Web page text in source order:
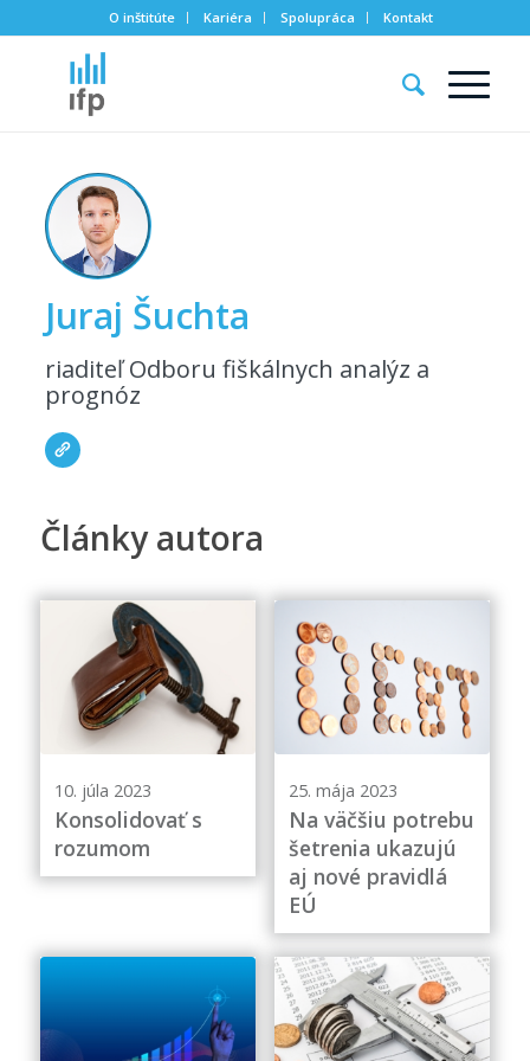
O inštitúte Kariéra Spolupráca Kontakt
Juraj Šuchta
riaditeľ Odboru fiškálnych analýz a
prognóz
Články autora
10. júla 2023
Konsolidovať s
rozumom
25. mája 2023
Na väčšiu potrebu
šetrenia ukazujú
aj nové pravidlá
EÚ